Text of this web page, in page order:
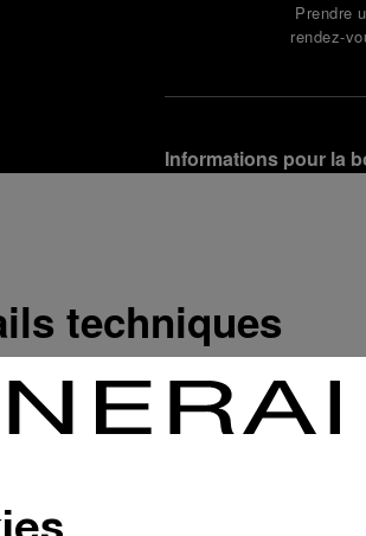
Prendre
rendez-
Informations pour la
Retours et échanges
d'Officine Panerai ou
produit conformément à
En savoir plus
techniques